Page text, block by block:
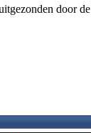
door